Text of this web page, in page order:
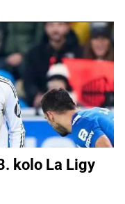
kolo La Ligy